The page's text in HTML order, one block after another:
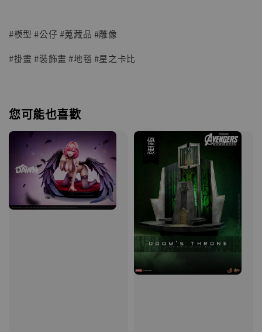
#模型 #公仔 #蒐藏品 #雕像
#掛畫 #裝飾畫 #地毯 #星之卡比
您可能也喜歡
優惠